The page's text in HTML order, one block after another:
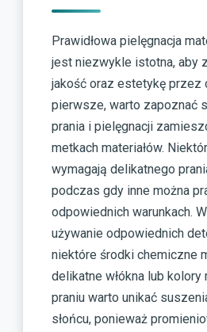
Prawidłowa pielęgnacja
jest niezwykle istotna, aby
jakość oraz estetykę przez
pierwsze, warto zapoznać
prania i pielęgnacji
metkach materiałów.
wymagają delikatnego
podczas gdy inne można
odpowiednich warunkach.
używanie odpowiednich
niektóre środki chemiczne
delikatne włókna lub kolory
praniu warto unikać
słońcu, ponieważ